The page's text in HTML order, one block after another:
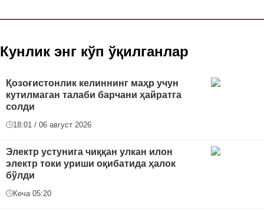
Кунлик энг кўп ўқилганлар
Қозоғистонлик келиннинг маҳр учун
кутилмаган талаби барчани ҳайратга
солди
18:01 / 06 август 2026
Электр устунига чиққан улкан илон
электр токи уриши оқибатида ҳалок
бўлди
Кеча 05:20